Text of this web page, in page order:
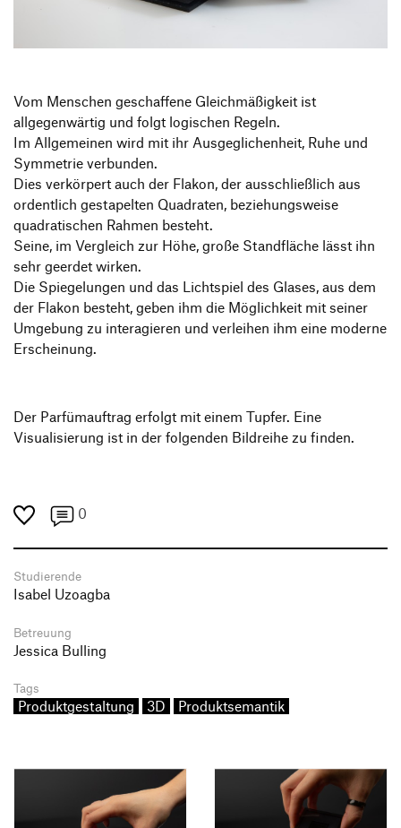
Transfer und Kooperation
Produktgestaltung B.A.
Vom Menschen geschaffene Gleichmäßigkeit ist
allgegenwärtig und folgt logischen Regeln.
Im Allgemeinen wird mit ihr Ausgeglichenheit, Ruhe und
Symmetrie verbunden.
Dies verkörpert auch der Flakon, der ausschließlich aus
ordentlich gestapelten Quadraten, beziehungsweise
quadratischen Rahmen besteht.
Seine, im Vergleich zur Höhe, große Standfläche lässt ihn
sehr geerdet wirken.
Die Spiegelungen und das Lichtspiel des Glases, aus dem
der Flakon besteht, geben ihm die Möglichkeit mit seiner
Umgebung zu interagieren und verleihen ihm eine moderne
Erscheinung.
Der Parfümauftrag erfolgt mit einem Tupfer. Eine
Visualisierung ist in der folgenden Bildreihe zu finden.
0
Studierende
Isabel Uzoagba
Betreuung
Jessica Bulling
Tags
Produktgestaltung 3D Produktsemantik